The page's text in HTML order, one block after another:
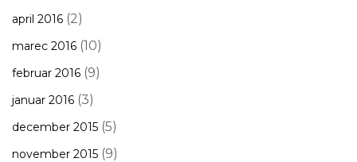
april 2016 (2)
marec 2016 (10)
februar 2016 (9)
januar 2016 (3)
december 2015 (5)
november 2015 (9)